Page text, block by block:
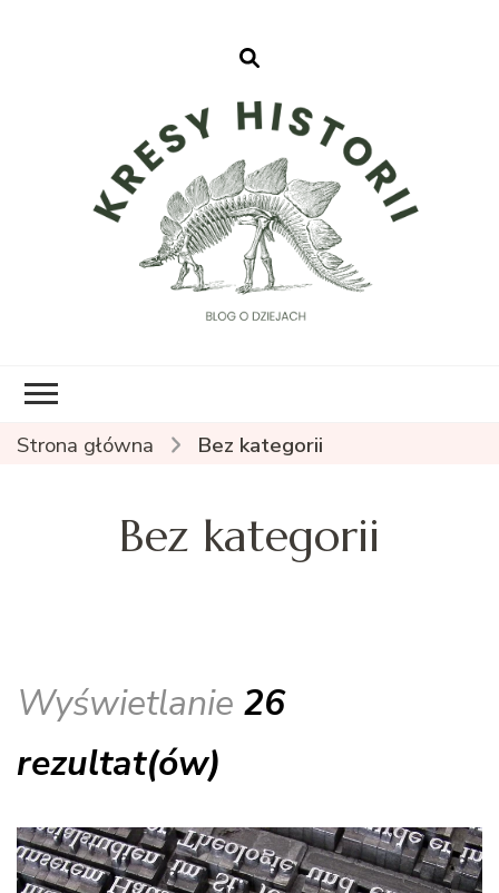
Strona główna Bez kategorii
Bez kategorii
Wyświetlanie 26
rezultat(ów)